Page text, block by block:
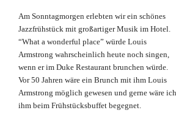
Am Sonntagmorgen erlebten wir ein schönes
Jazzfrühstück mit großartiger Musik im Hotel.
“What a wonderful place” würde Louis
Armstrong wahrscheinlich heute noch singen,
wenn er im Duke Restaurant brunchen würde.
Vor 50 Jahren wäre ein Brunch mit ihm Louis
Armstrong möglich gewesen und gerne wäre ich
ihm beim Frühstücksbuffet begegnet.